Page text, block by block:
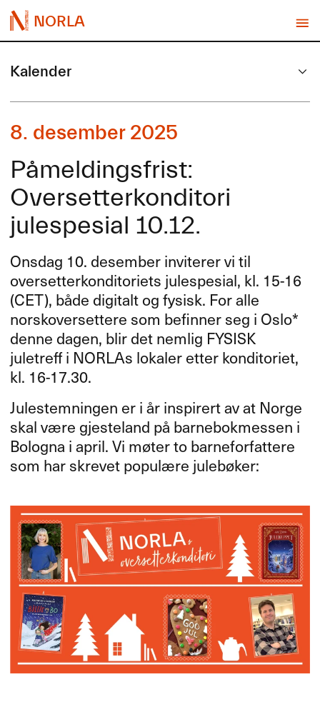
NORLA
Kalender
8. desember 2025
Påmeldingsfrist:
Oversetterkonditori
julespesial 10.12.
Onsdag 10. desember inviterer vi til
oversetterkonditoriets julespesial, kl. 15-16
(CET), både digitalt og fysisk. For alle
norskoversettere som befinner seg i Oslo*
denne dagen, blir det nemlig FYSISK
juletreff i NORLAs lokaler etter konditoriet,
kl. 16-17.30.
Julestemningen er i år inspirert av at Norge
skal være gjesteland på barnebokmessen i
Bologna i april. Vi møter to barneforfattere
som har skrevet populære julebøker: